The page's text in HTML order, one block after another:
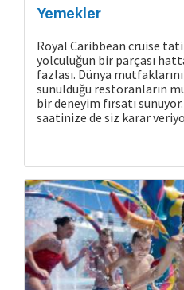
Yemekler
Royal Caribbean cruise
yolculuğun bir parçası
fazlası. Dünya
sunulduğu restoranların
bir deneyim fırsatı
saatinize de siz karar